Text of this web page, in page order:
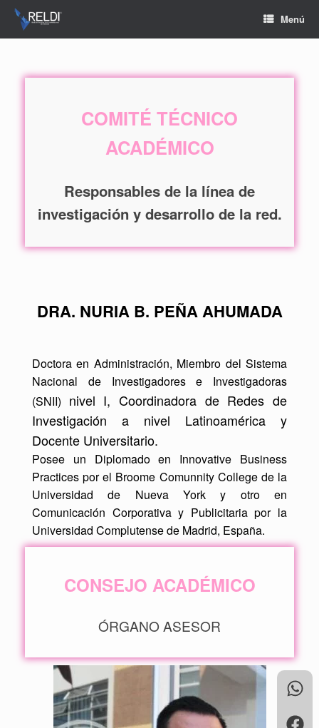
Menú
COMITÉ TÉCNICO
ACADÉMICO
Responsables de la línea de
investigación y desarrollo de la red.
DRA. NURIAB. PEÑA AHUMADA
Doctora en Administración, Miembro del Sistema
Nacional de Investigadores e Investigadoras
(SNII) nivel I, Coordinadora de Redes de
Investigación a nivel Latinoamérica y
Docente Universitario.
Posee un Diplomado en Innovative Business
Practices por el Broome Comunnity College de la
Universidad de Nueva York y otro en
Comunicación Corporativa y Publicitaria por la
Universidad Complutense de Madrid, España.
CONSEJO ACADÉMICO
ÓRGANO ASESOR